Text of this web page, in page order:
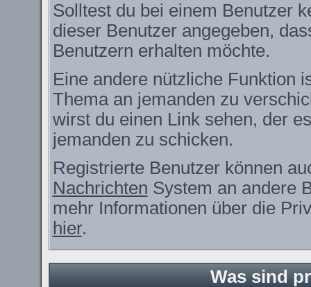
Solltest du bei einem Benutzer
dieser Benutzer angegeben,
Benutzern erhalten möchte.
Eine andere nützliche Funktion
Thema an jemanden zu
wirst du einen Link sehen, der
jemanden zu schicken.
Registrierte Benutzer können
Nachrichten System an andere
mehr Informationen über die
hier.
Was sind